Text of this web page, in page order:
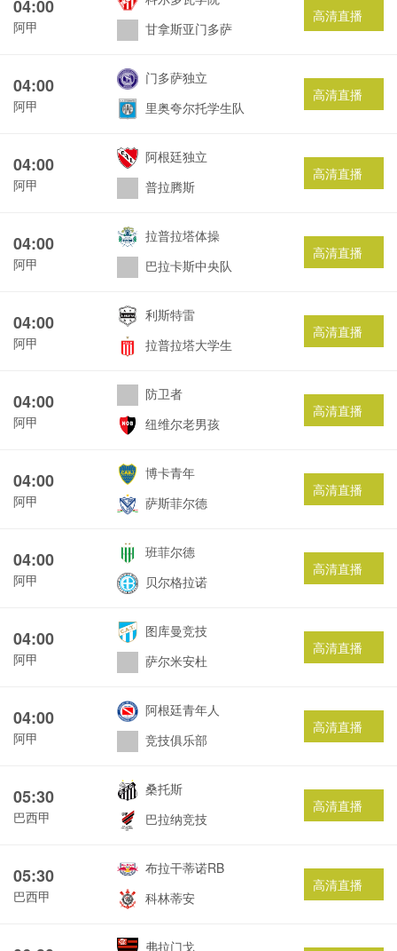
04:00
阿甲
甘拿斯亚门多萨
高清直播
04:00
阿甲
门多萨独立
里奥夸尔托学生队
高清直播
04:00
阿甲
阿根廷独立
普拉腾斯
高清直播
04:00
阿甲
拉普拉塔体操
巴拉卡斯中央队
高清直播
04:00
阿甲
利斯特雷
拉普拉塔大学生
高清直播
04:00
阿甲
防卫者
纽维尔老男孩
高清直播
04:00
阿甲
博卡青年
萨斯菲尔德
高清直播
04:00
阿甲
班菲尔德
贝尔格拉诺
高清直播
04:00
阿甲
图库曼竞技
萨尔米安杜
高清直播
04:00
阿甲
阿根廷青年人
竞技俱乐部
高清直播
05:30
巴西甲
桑托斯
巴拉纳竞技
高清直播
05:30
巴西甲
布拉干蒂诺RB
科林蒂安
高清直播
弗拉门戈